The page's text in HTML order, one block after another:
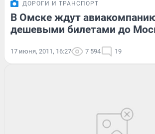
ДОРОГИ И ТРАНСПОРТ
В Омске ждут
дешевыми билетами до
17 июня, 2011, 16:27 7 594 19